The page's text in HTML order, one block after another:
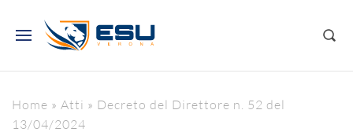
Home » Atti » Decreto del Direttore n. 52 del
13/04/2024